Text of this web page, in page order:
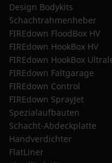
Design Bodykits
Schachtrahmenheber
FIREdown FloodBox HV
FIREdown HookBox HV
FIREdown HookBox
FIREdown Faltgarage
FIREdown Control
FIREdown SprayJet
Spezialaufbauten
Schacht-Abdeckplatte
Handverdichter
FlatLiner